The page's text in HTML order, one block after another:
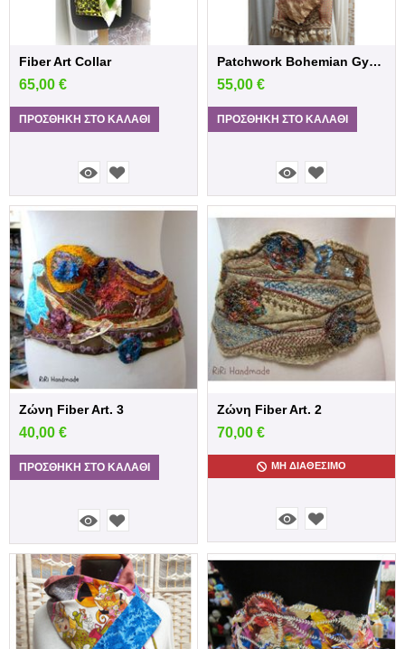
Fiber Art Collar
65,00 €
ΠΡΟΣΘΉΚΗ ΣΤΟ ΚΑΛΆΘΙ
Patchwork Bohemian Gypsy Multi Color scarf
55,00 €
ΠΡΟΣΘΉΚΗ ΣΤΟ ΚΑΛΆΘΙ
Ζώνη Fiber Art. 3
40,00 €
ΠΡΟΣΘΉΚΗ ΣΤΟ ΚΑΛΆΘΙ
Ζώνη Fiber Art. 2
70,00 €
ΜΗ ΔΙΑΘΈΣΙΜΟ